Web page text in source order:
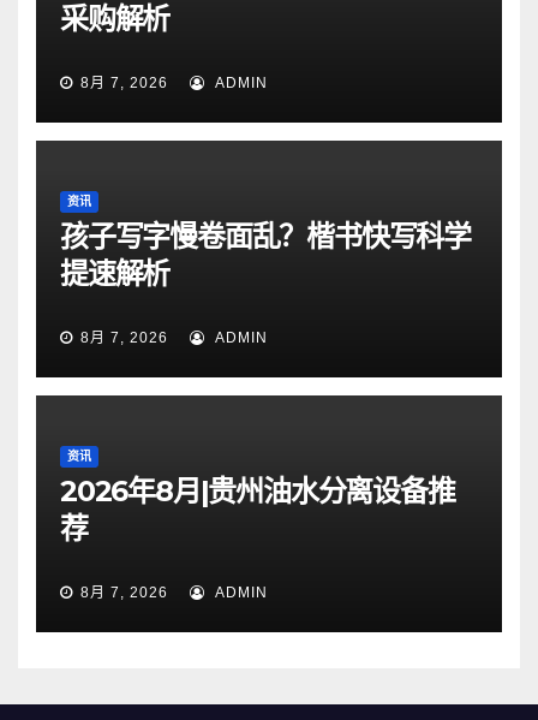
采购解析
8月 7, 2026 ADMIN
资讯
孩子写字慢卷面乱？楷书快写科学
提速解析
8月 7, 2026 ADMIN
资讯
2026年8月|贵州油水分离设备推
荐
8月 7, 2026 ADMIN